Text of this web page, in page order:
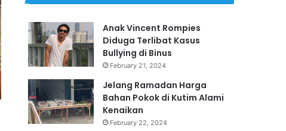
Anak Vincent Rompies
Diduga Terlibat Kasus
Bullying di Binus
February 21, 2024
Jelang Ramadan Harga
Bahan Pokok di Kutim Alami
Kenaikan
February 22, 2024